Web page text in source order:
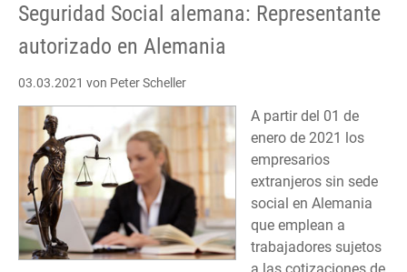
Seguridad Social alemana: Representante
autorizado en Alemania
03.03.2021 von Peter Scheller
A partir del 01 de
enero de 2021 los
empresarios
extranjeros sin sede
social en Alemania
que emplean a
trabajadores sujetos